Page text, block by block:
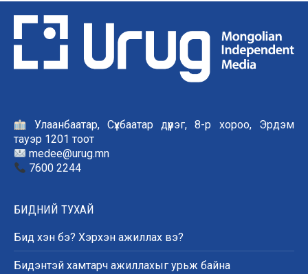
Улаанбаатар, Сүхбаатар дүүрэг, 8-р хороо, Эрдэм
тауэр 1201 тоот
medee@urug.mn
7600 2244
БИДНИЙ ТУХАЙ
Бид хэн бэ? Хэрхэн ажиллах вэ?
Бидэнтэй хамтарч ажиллахыг урьж байна